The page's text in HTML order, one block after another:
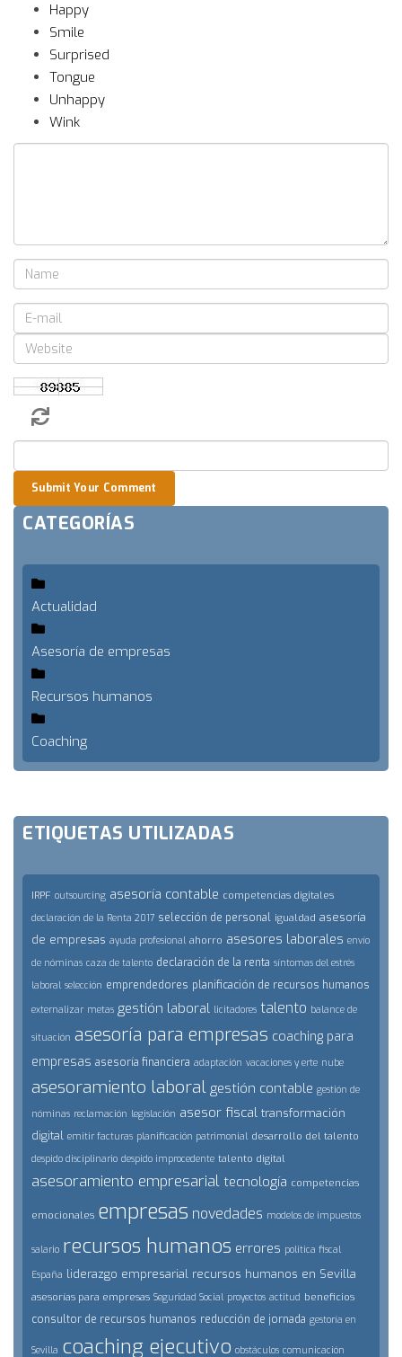
Happy
Smile
Surprised
Tongue
Unhappy
Wink
Submit Your Comment
CATEGORÍAS
Actualidad
Asesoría de empresas
Recursos humanos
Coaching
ETIQUETAS UTILIZADAS
IRPF outsourcing asesoría contable competencias digitales
declaración de la Renta 2017 selección de personal igualdad asesoría
de empresas ayuda profesional ahorro asesores laborales envío
de nóminas caza de talento declaración de la renta síntomas del estrés
laboral selección emprendedores planificación de recursos humanos
externalizar metas gestión laboral licitadores talento balance de
situación asesoría para empresas coaching para
empresas asesoría financiera adaptación vacaciones y erte nube
asesoramiento laboral gestión contable gestión de
nóminas reclamación legislación asesor fiscal transformación
digital emitir facturas planificación patrimonial desarrollo del talento
despido disciplinario despido improcedente talento digital
asesoramiento empresarial tecnología competencias
emocionales empresas novedades modelos de impuestos
salario recursos humanos errores politica fiscal
España liderazgo empresarial recursos humanos en Sevilla
asesorías para empresas Seguridad Social proyectos actitud beneficios
consultor de recursos humanos reducción de jornada gestoría en
Sevilla coaching ejecutivo obstáculos comunicación